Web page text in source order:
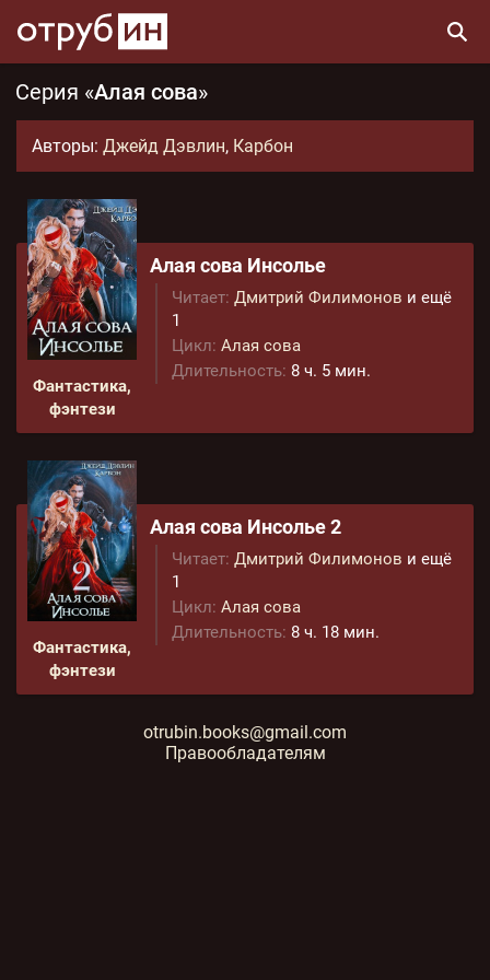
Серия «Алая сова»
Авторы: Джейд Дэвлин, Карбон
Фантастика,
фэнтези
Алая сова Инсолье
Читает: Дмитрий Филимонов и ещё
1
Цикл: Алая сова
Длительность: 8 ч. 5 мин.
Фантастика,
фэнтези
Алая сова Инсолье 2
Читает: Дмитрий Филимонов и ещё
1
Цикл: Алая сова
Длительность: 8 ч. 18 мин.
otrubin.books@gmail.com
Правообладателям